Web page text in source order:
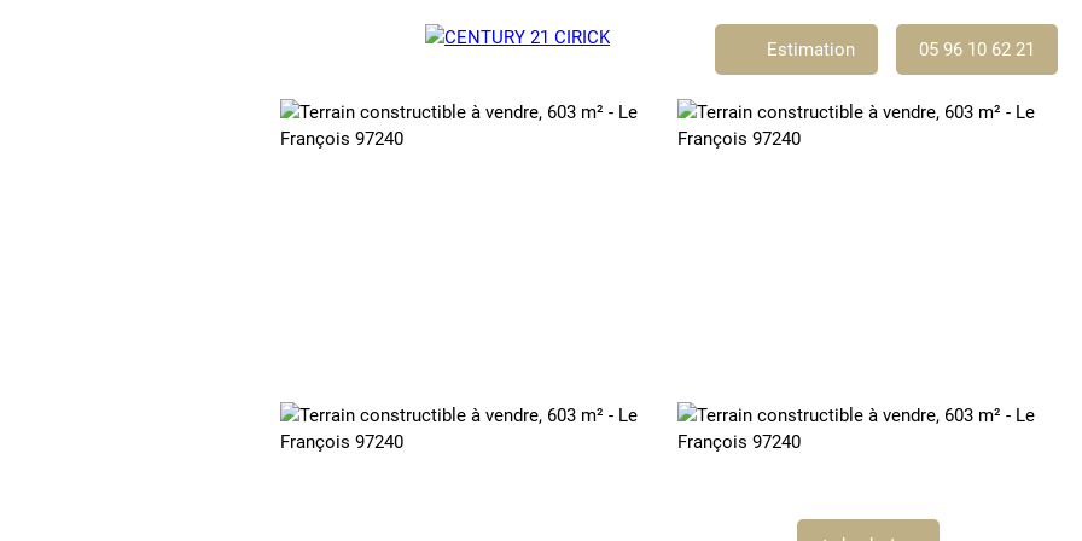
Estimation 05 96 10 62 21